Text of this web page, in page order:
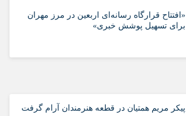
«افتتاح قرارگاه رسانه‌ای اربعین در مرز مهران
برای تسهیل پوشش خبری»
پیکر مریم همتیان در قطعه هنرمندان آرام گرفت